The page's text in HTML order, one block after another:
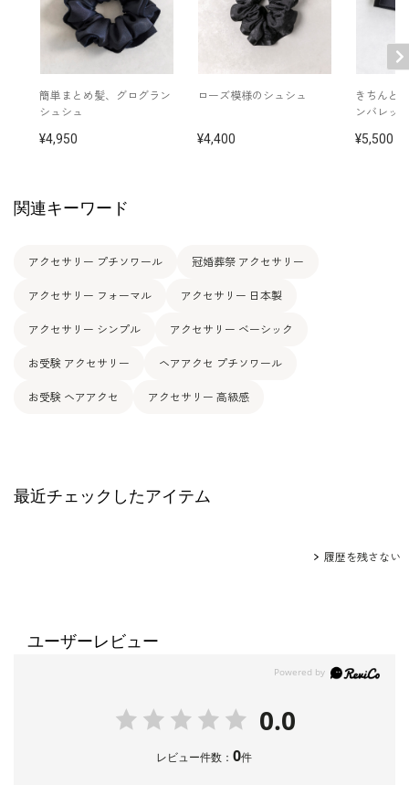
簡単まとめ髪、グログラン
シュシュ
4,950
ローズ模様のシュシュ
4,400
きちんと
ンバレッタ
5,500
関連キーワード
アクセサリー プチソワール 冠婚葬祭 アクセサリー
アクセサリー フォーマル アクセサリー 日本製
アクセサリー シンプル アクセサリー ベーシック
お受験 アクセサリー ヘアアクセ プチソワール
お受験 ヘアアクセ アクセサリー 高級感
最近チェックしたアイテム
履歴を残さない
ユーザーレビュー
0.0
レビュー件数：0件